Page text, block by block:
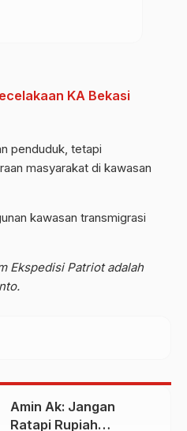
KA Bekasi
penduduk, tetapi
masyarakat di kawasan
kawasan transmigrasi
Ekspedisi Patriot adalah
Amin Ak: Jangan
Ratapi Rupiah